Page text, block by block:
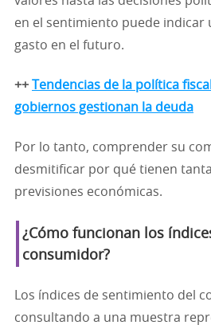
en el sentimiento puede indicar
gasto en el futuro.
++
Tendencias de la política
gobiernos gestionan la deuda
Por lo tanto, comprender su
desmitificar por qué tienen
previsiones económicas.
¿Cómo funcionan los
consumidor?
Los índices de sentimiento del
consultando a una muestra